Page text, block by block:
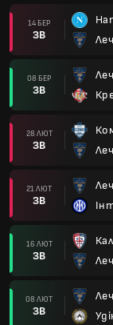
14 БЕР
ЗВ
08 БЕР
ЗВ
28 ЛЮТ
ЗВ
21 ЛЮТ
ЗВ
16 ЛЮТ
ЗВ
08 ЛЮТ
ЗВ